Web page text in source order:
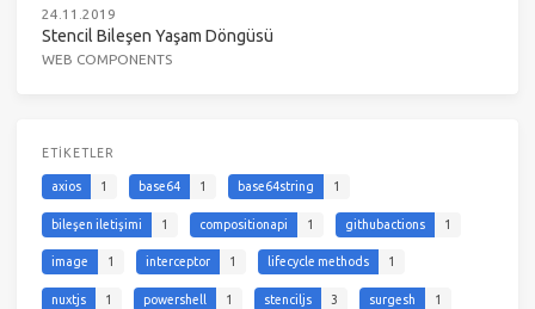
24.11.2019
Stencil Bileşen Yaşam Döngüsü
WEB COMPONENTS
ETIKETLER
axios 1 base64 1 base64string 1
bileşen iletişimi 1 compositionapi 1 githubactions 1
image 1 interceptor 1 lifecycle methods 1
nuxtjs 1 powershell 1 stenciljs 3 surgesh 1